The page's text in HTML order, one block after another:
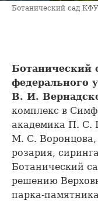
Ботанический сад
Ботанический
федерального
В. И.
комплекс в
академика П. С.
М. С.
розария,
Ботанический
решению
парка-